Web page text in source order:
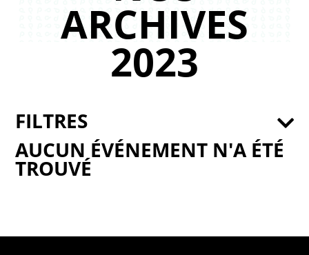
ARCHIVES
2023
AUCUN ÉVÉNEMENT N'A ÉTÉ
TROUVÉ
FILTRES